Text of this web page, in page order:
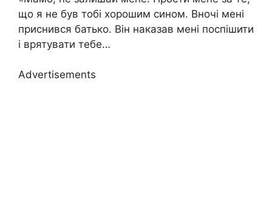
що я не був тобі хорошим сином. Вночі мені
приснився батько. Він наказав мені поспішити
і врятувати тебе…
Advertisements